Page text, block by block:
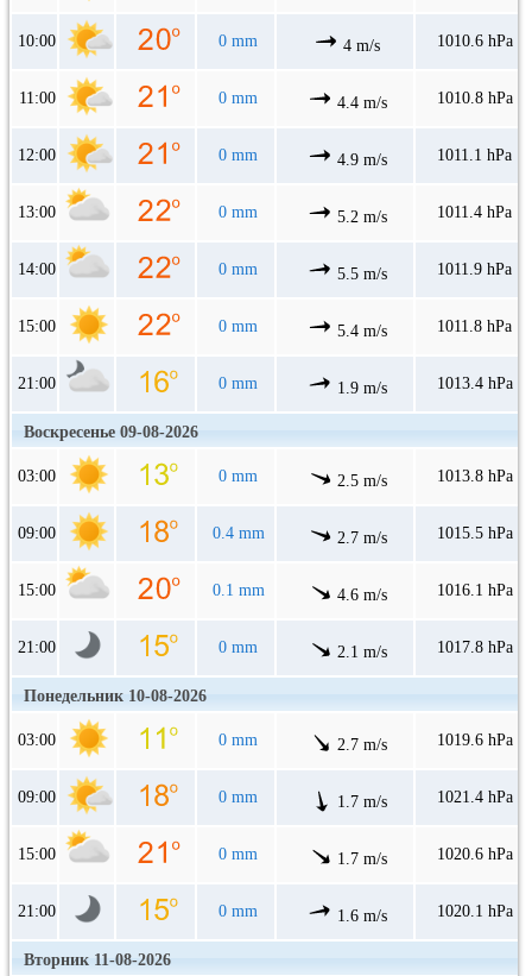
10:00 0 mm 4 m/s 1010.6 hPa
11:00 0 mm 4.4 m/s 1010.8 hPa
12:00 0 mm 4.9 m/s 1011.1 hPa
13:00 0 mm 5.2 m/s 1011.4 hPa
14:00 0 mm 5.5 m/s 1011.9 hPa
15:00 0 mm 5.4 m/s 1011.8 hPa
21:00 0 mm 1.9 m/s 1013.4 hPa
Воскресенье 09-08-2026
03:00 0 mm 2.5 m/s 1013.8 hPa
09:00 0.4 mm 2.7 m/s 1015.5 hPa
15:00 0.1 mm 4.6 m/s 1016.1 hPa
21:00 0 mm 2.1 m/s 1017.8 hPa
Понедельник 10-08-2026
03:00 0 mm 2.7 m/s 1019.6 hPa
09:00 0 mm 1.7 m/s 1021.4 hPa
15:00 0 mm 1.7 m/s 1020.6 hPa
21:00 0 mm 1.6 m/s 1020.1 hPa
Вторник 11-08-2026